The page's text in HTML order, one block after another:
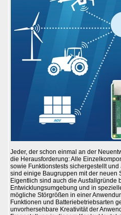
Jeder, der schon einmal an der
die Herausforderung: Alle
sowie Funktionstests sichergestellt
sind einige Baugruppen mit der neuen
Eigentlich sind auch die Ausfallgründe
Entwicklungsumgebung und in
mögliche Störgrößen in einer
Funktionen und Batteriebetriebsarten
unvorhersehbare Kreativität der